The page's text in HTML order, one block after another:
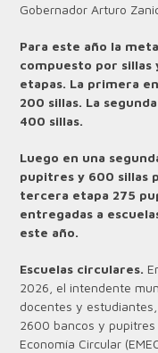
Gobernador Arturo
Para este año la
compuesto por
etapas. La primera
200 sillas. La
400 sillas.
Luego en una
pupitres y 600 sillas
tercera etapa 275
entregadas a
este año.
Escuelas circulares.
2026, el intendente
docentes y
2600 bancos y pupitres
Economía Circular